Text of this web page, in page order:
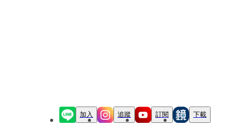
加入 追蹤 訂閱 下載